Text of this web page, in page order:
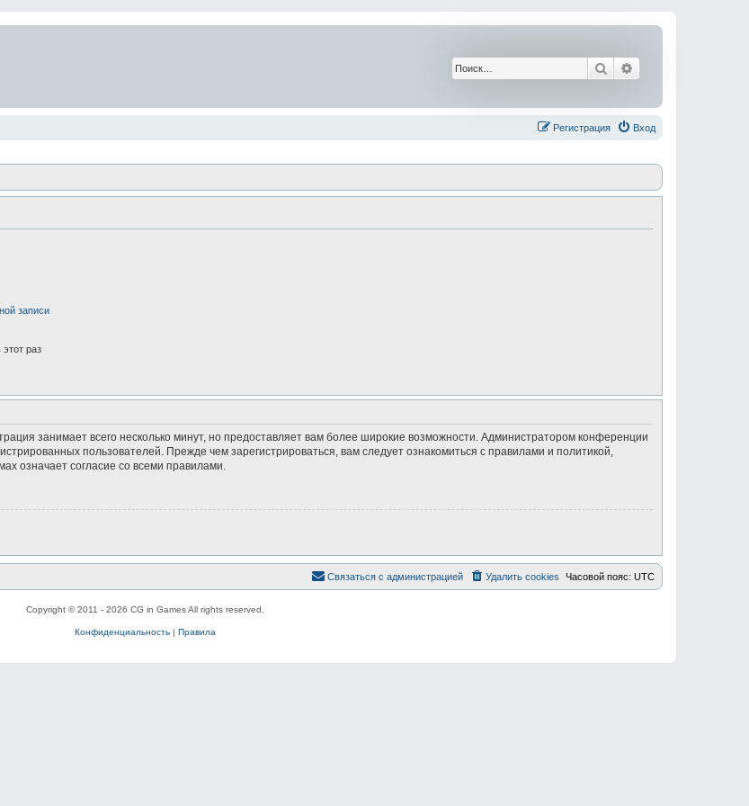
Поиск
Вход
Регистрация
записи
раз
занимает всего несколько минут, но предоставляет вам более широкие возможности. Администратором конференции
пользователей. Прежде чем зарегистрироваться, вам следует ознакомиться с правилами и политикой,
означает согласие со всеми правилами.
Часовой пояс: UTC
Удалить cookies
Связаться с администрацией
Copyright © 2011 - 2026 CG in Games All rights reserved.
Конфиденциальность| Правила